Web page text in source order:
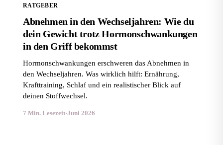
RATGEBER
Abnehmen in den Wechseljahren: Wie du
dein Gewicht trotz Hormonschwankungen
in den Griff bekommst
Hormonschwankungen erschweren das Abnehmen in
den Wechseljahren. Was wirklich hilft: Ernährung,
Krafttraining, Schlaf und ein realistischer Blick auf
deinen Stoffwechsel.
7 Min. Lesezeit·Juni 2026